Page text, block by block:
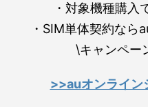
・対象機種購入
・SIM単体契約なら
\キャンペー
>>auオンライン